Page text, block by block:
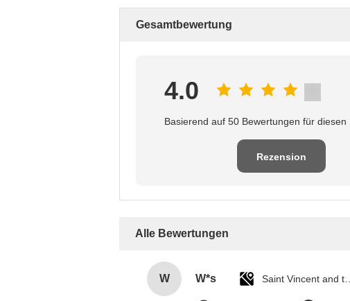
Gesamtbewertung
4.0
Basierend auf 50 Bewertungen für diesen
Rezension
Alle Bewertungen
W W*s